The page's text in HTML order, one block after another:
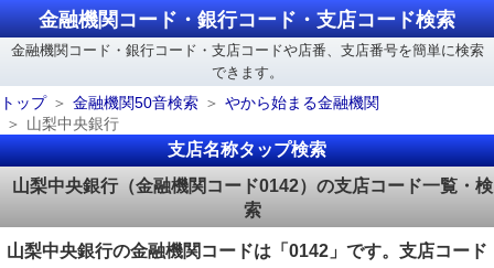
金融機関コード・銀行コード・支店コード検索
金融機関コード・銀行コード・支店コードや店番、支店番号を簡単に検索
できます。
トップ
金融機関50音検索
やから始まる金融機関
山梨中央銀行
支店名称タップ検索
山梨中央銀行（金融機関コード0142）の支店コード一覧・検
索
山梨中央銀行の金融機関コードは「0142」です。支店コード